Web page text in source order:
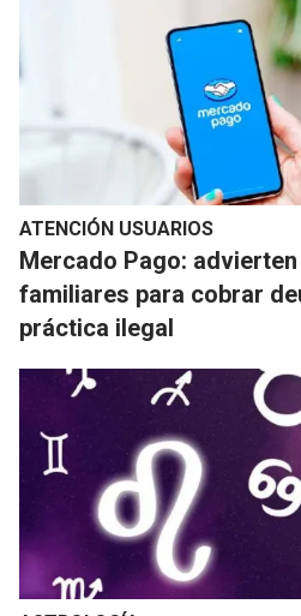
ATENCIÓN USUARIOS
Mercado Pago:
familiares para cobrar
práctica ilegal